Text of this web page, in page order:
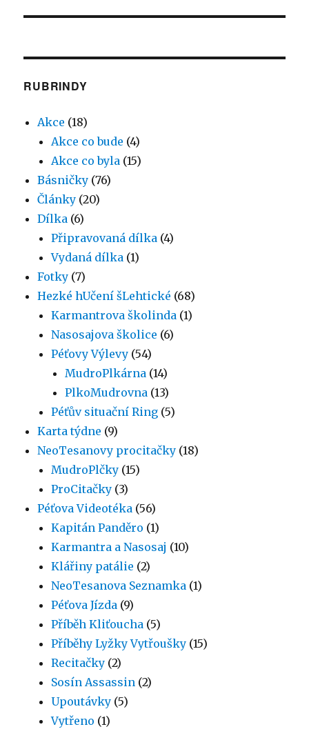
RUBRINDY
Akce (18)
Akce co bude (4)
Akce co byla (15)
Básničky (76)
Články (20)
Dílka (6)
Připravovaná dílka (4)
Vydaná dílka (1)
Fotky (7)
Hezké hUčení šLehtické (68)
Karmantrova školinda (1)
Nasosajova školice (6)
Péťovy Výlevy (54)
MudroPlkárna (14)
PlkoMudrovna (13)
Péťův situační Ring (5)
Karta týdne (9)
NeoTesanovy procitačky (18)
MudroPlčky (15)
ProCitačky (3)
Péťova Videotéka (56)
Kapitán Panděro (1)
Karmantra a Nasosaj (10)
Klářiny patálie (2)
NeoTesanova Seznamka (1)
Péťova Jízda (9)
Příběh Kliťoucha (5)
Příběhy Lyžky Vytřoušky (15)
Recitačky (2)
Sosín Assassin (2)
Upoutávky (5)
Vytřeno (1)